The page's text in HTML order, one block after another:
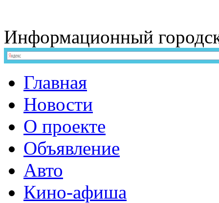
Информационный
Главная
Новости
О проекте
Объявление
Авто
Кино-афиша